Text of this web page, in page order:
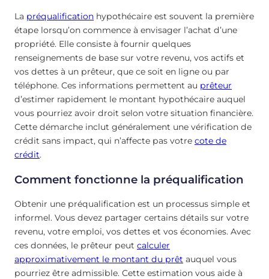
La préqualification hypothécaire est souvent la première
étape lorsqu’on commence à envisager l’achat d’une
propriété. Elle consiste à fournir quelques
renseignements de base sur votre revenu, vos actifs et
vos dettes à un prêteur, que ce soit en ligne ou par
téléphone. Ces informations permettent au prêteur
d’estimer rapidement le montant hypothécaire auquel
vous pourriez avoir droit selon votre situation financière.
Cette démarche inclut généralement une vérification de
crédit sans impact, qui n’affecte pas votre cote de
crédit.
Comment fonctionne la préqualification
Obtenir une préqualification est un processus simple et
informel. Vous devez partager certains détails sur votre
revenu, votre emploi, vos dettes et vos économies. Avec
ces données, le prêteur peut calculer
approximativement le montant du prêt auquel vous
pourriez être admissible. Cette estimation vous aide à